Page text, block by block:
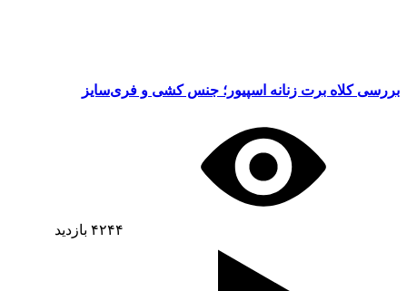
بررسی کلاه برت زنانه اسپیور؛ جنس کشی و فری‌سایز
۴۲۴۴ بازدید